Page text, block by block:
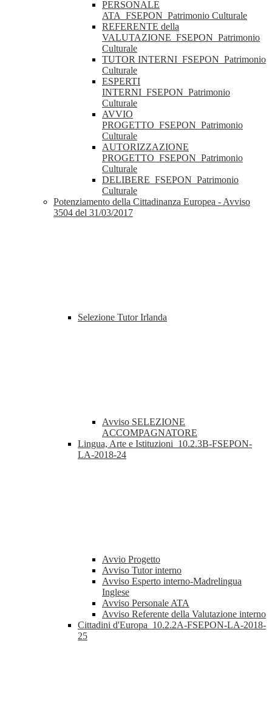
PERSONALE
ATA_FSEPON_Patrimonio Culturale
REFERENTE della
VALUTAZIONE_FSEPON_Patrimonio
Culturale
TUTOR INTERNI_FSEPON_Patrimonio
Culturale
ESPERTI
INTERNI_FSEPON_Patrimonio
Culturale
AVVIO
PROGETTO_FSEPON_Patrimonio
Culturale
AUTORIZZAZIONE
PROGETTO_FSEPON_Patrimonio
Culturale
DELIBERE_FSEPON_Patrimonio
Culturale
Potenziamento della Cittadinanza Europea - Avviso
3504 del 31/03/2017
Selezione Tutor Irlanda
Avviso SELEZIONE
ACCOMPAGNATORE
Lingua, Arte e Istituzioni_10.2.3B-FSEPON-
LA-2018-24
Avvio Progetto
Avviso Tutor interno
Avviso Esperto interno-Madrelingua
Inglese
Avviso Personale ATA
Avviso Referente della Valutazione interno
Cittadini d'Europa_10.2.2A-FSEPON-LA-2018-
25